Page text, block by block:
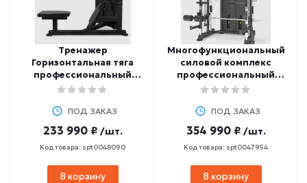
Тренажер
Горизонтальная тяга
профессиональный
BRONZE GYM PARTNER
ПОД ЗАКАЗ
233 990 ₽ /шт.
Код товара: spt0048090
В корзину
Многофункциональный
силовой комплекс
профессиональный
BRONZE GYM YARD
ПОД ЗАКАЗ
354 990 ₽ /шт.
Код товара: spt0047954
В корзину